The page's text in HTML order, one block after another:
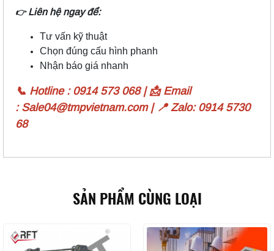
👉Liên hệ ngay để:
Tư vấn kỹ thuật
Chọn đúng cấu hình phanh
Nhận báo giá nhanh
📞 Hotline : 0914 573 068 | 📩 Email
: Sale04@tmpvietnam.com | 📍 Zalo: 0914 5730
68
SẢN PHẨM CÙNG LOẠI